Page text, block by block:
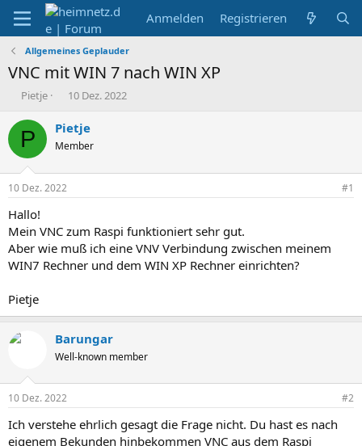
Anmelden Registrieren
Allgemeines Geplauder
VNC mit WIN 7 nach WIN XP
E
s
e
r
Pietje
E
s
e
t
10 Dez. 2022
P Pietje
Member
10 Dez. 2022 #1
Hallo!
Mein VNC zum Raspi funktioniert sehr gut.
Aber wie muß ich eine VNV Verbindung zwischen meinem
WIN7 Rechner und dem WIN XP Rechner einrichten?
Pietje
Barungar
Well-known member
10 Dez. 2022 #2
Ich verstehe ehrlich gesagt die Frage nicht. Du hast es nach
eigenem Bekunden hinbekommen VNC aus dem Raspi